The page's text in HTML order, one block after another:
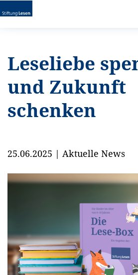
Leseliebe
und Zukunft
schenken
25.06.2025 | Aktuelle News